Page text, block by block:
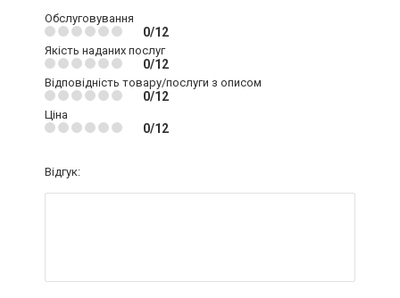
Обслуговування
0/12
Якість наданих послуг
0/12
Відповідність товару/послуги з описом
0/12
Ціна
0/12
Відгук: